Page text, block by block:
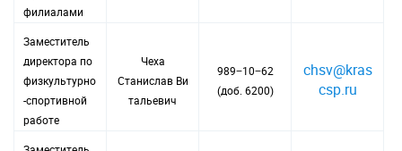
филиалами
Заместитель
директора по
физкультурно
-спортивной
работе
Чеха
Станислав Ви
тальевич
989−10−62
(доб. 6200)
chsv@kras
csp.ru